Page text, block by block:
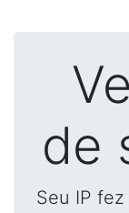
de
Seu IP